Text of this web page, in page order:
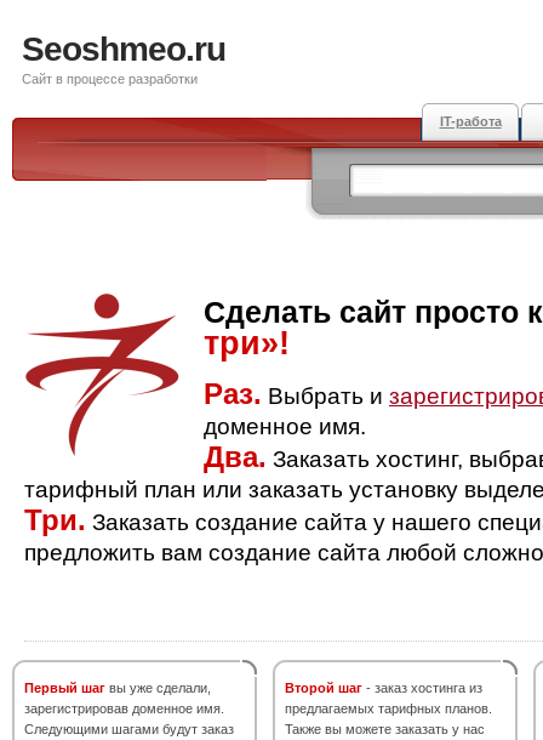
Seoshmeo.ru
Сайт в процессе разработки
IT-работа
Сделать сайт просто
три»!
Раз. Выбрать и
доменное имя.
Два. Заказать хостинг,
тарифный план или заказать установку
Три. Заказать создание сайта у нашего
предложить вам создание сайта любой
Первый шаг вы уже сделали,
зарегистрировав доменное имя.
Следующими шагами будут заказ
Второй шаг - заказ хостинга из
предлагаемых тарифных планов.
Также вы можете заказать у нас